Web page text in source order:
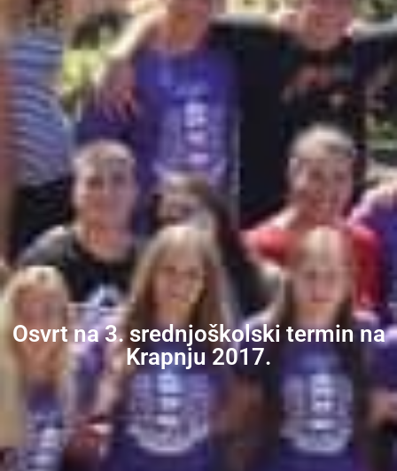
Osvrt na 3. srednjoškolski termin na
Krapnju 2017.